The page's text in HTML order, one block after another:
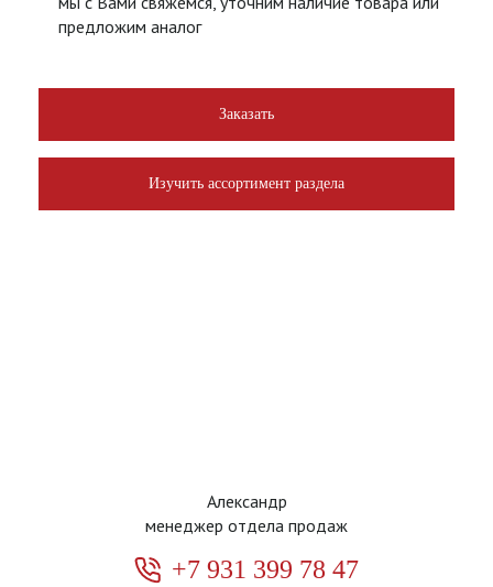
предложим аналог
Заказать
Изучить ассортимент раздела
Александр
менеджер отдела продаж
+7 931 399 78 47